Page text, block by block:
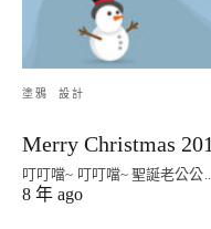
塗鴉 設計
Merry Christmas
叮叮噹~ 叮叮噹~ 聖誕老公公
8 年 ago